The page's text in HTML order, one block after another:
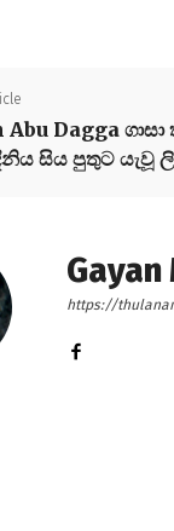
Dagga
සිය පුතුට යැවූ
https://